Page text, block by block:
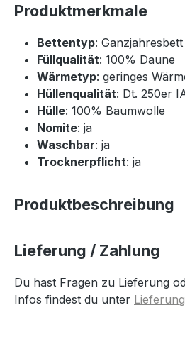
Produktmerkmale
Bettentyp:
Füllqualität: 100% Daune
Wärmetyp: geringes
Hüllenqualität: Dt. 250er
Hülle: 100% Baumwolle
Nomite: ja
Waschbar: ja
Trocknerpflicht: ja
Produktbeschreibung
Lieferung / Zahlung
Du hast Fragen zu Lieferung
Infos findest du unter Lieferung